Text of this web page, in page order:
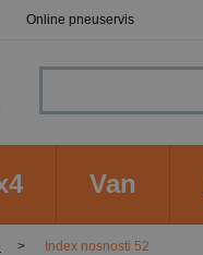
Online pneuservis
Van
Index nosnosti 52